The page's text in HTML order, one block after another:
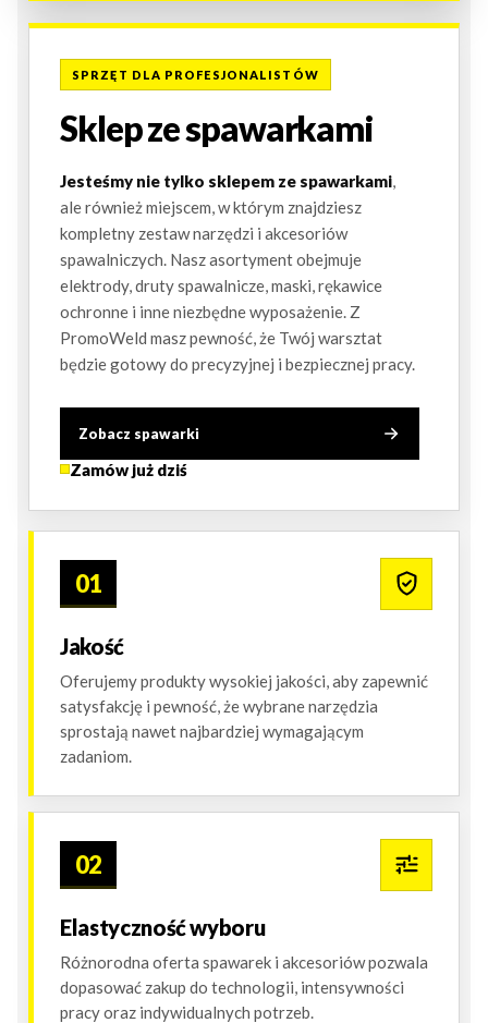
SPRZĘT DLA PROFESJONALISTÓW
Sklep ze spawarkami
Jesteśmy nie tylko sklepem ze spawarkami,
ale również miejscem, w którym znajdziesz
kompletny zestaw narzędzi i akcesoriów
spawalniczych. Nasz asortyment obejmuje
elektrody, druty spawalnicze, maski, rękawice
ochronne i inne niezbędne wyposażenie. Z
PromoWeld masz pewność, że Twój warsztat
będzie gotowy do precyzyjnej i bezpiecznej pracy.
Zobacz spawarki
Zamów już dziś
01
Jakość
Oferujemy produkty wysokiej jakości, aby zapewnić
satysfakcję i pewność, że wybrane narzędzia
sprostają nawet najbardziej wymagającym
zadaniom.
02
Elastyczność wyboru
Różnorodna oferta spawarek i akcesoriów pozwala
dopasować zakup do technologii, intensywności
pracy oraz indywidualnych potrzeb.